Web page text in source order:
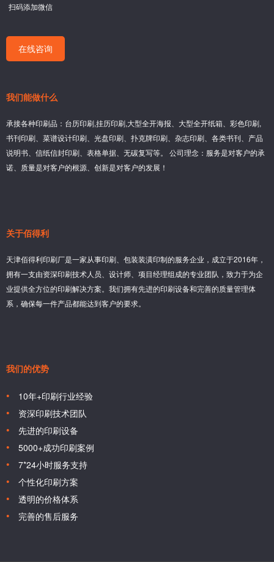
扫码添加微信
在线咨询
我们能做什么
承接各种印刷品：台历印刷,挂历印刷,大型全开海报、大型全开纸箱、彩色印刷,
书刊印刷、菜谱设计印刷、光盘印刷、扑克牌印刷、杂志印刷、各类书刊、产品
说明书、信纸信封印刷、表格单据、无碳复写等。 公司理念：服务是对客户的承
诺、质量是对客户的根源、创新是对客户的发展！
关于佰得利
天津佰得利印刷厂是一家从事印刷、包装装潢印制的服务企业，成立于2016年，
拥有一支由资深印刷技术人员、设计师、项目经理组成的专业团队，致力于为企
业提供全方位的印刷解决方案。我们拥有先进的印刷设备和完善的质量管理体
系，确保每一件产品都能达到客户的要求。
我们的优势
10年+印刷行业经验
资深印刷技术团队
先进的印刷设备
5000+成功印刷案例
7*24小时服务支持
个性化印刷方案
透明的价格体系
完善的售后服务